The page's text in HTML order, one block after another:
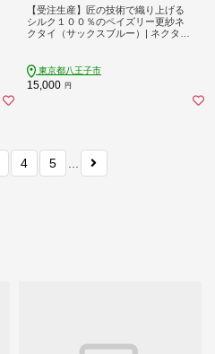
【受注生産】匠の技術で織り上げる
シルク１００％のペイズリー更紗ネ
クタイ（サックスブルー）| ネクタイ
子 父の日
東京都八王子市
15,000 円
4 5